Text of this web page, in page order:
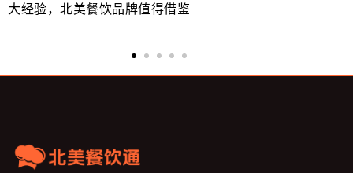
大经验，北美餐饮品牌值得借鉴